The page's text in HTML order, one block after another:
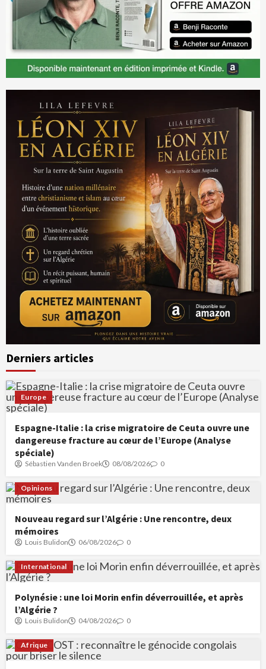
Derniers articles
Europe
Espagne-Italie : la crise migratoire de Ceuta ouvre une
dangereuse fracture au cœur de l’Europe (Analyse
spéciale)
Sébastien Vanden Broek 08/08/2026 0
Opinions
Nouveau regard sur l’Algérie : Une rencontre, deux
mémoires
Louis Bulidon 06/08/2026 0
International
Polynésie : une loi Morin enfin déverrouillée, et après
l’Algérie ?
Louis Bulidon 04/08/2026 0
Afrique